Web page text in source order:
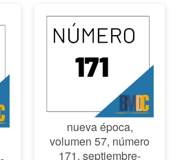
nueva época,
volumen 57, número
171, septiembre-